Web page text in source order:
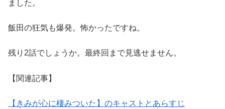
ました。
飯田の狂気も爆発。怖かったですね。
残り2話でしょうか。最終回まで見逃せません。
【関連記事】
【きみが心に棲みついた】のキャストとあらすじ